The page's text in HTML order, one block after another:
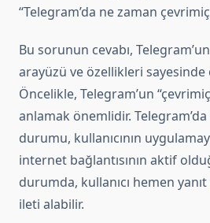
“Telegram’da ne zaman
Bu sorunun cevabı,
arayüzü ve özellikleri
Öncelikle, Telegram’un
anlamak önemlidir.
durumu, kullanıcının
internet bağlantısının aktif
durumda, kullanıcı hemen
ileti alabilir.